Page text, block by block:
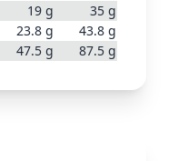
19 g 35 g
23.8 g 43.8 g
47.5 g 87.5 g